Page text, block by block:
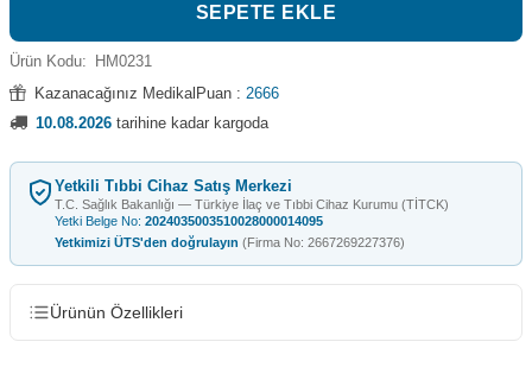
SEPETE EKLE
Ürün Kodu:
HM0231
Kazanacağınız MedikalPuan : 2666
10.08.2026 tarihine kadar kargoda
Yetkili Tıbbi Cihaz Satış Merkezi
T.C. Sağlık Bakanlığı — Türkiye İlaç ve Tıbbi Cihaz Kurumu (TİTCK)
Yetki Belge No: 2024035003510028000014095
Yetkimizi ÜTS'den doğrulayın (Firma No: 2667269227376)
Ürünün Özellikleri